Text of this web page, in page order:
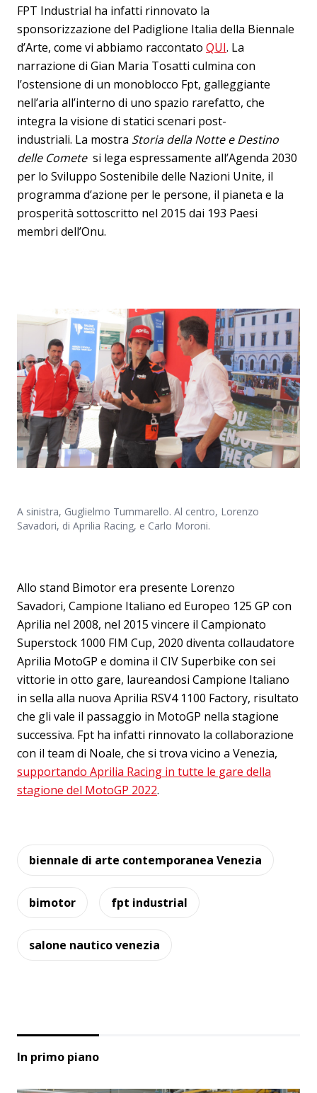
FPT Industrial ha infatti rinnovato la
sponsorizzazione del Padiglione Italia della Biennale
d’Arte, come vi abbiamo raccontato QUI. La
narrazione di Gian Maria Tosatti culmina con
l’ostensione di un monoblocco Fpt, galleggiante
nell’aria all’interno di uno spazio rarefatto, che
integra la visione di statici scenari post-
industriali. La mostra Storia della Notte e Destino
delle Comete si lega espressamente all’Agenda 2030
per lo Sviluppo Sostenibile delle Nazioni Unite, il
programma d’azione per le persone, il pianeta e la
prosperità sottoscritto nel 2015 dai 193 Paesi
membri dell’Onu.
A sinistra, Guglielmo Tummarello. Al centro, Lorenzo
Savadori, di Aprilia Racing, e Carlo Moroni.
Allo stand Bimotor era presente Lorenzo
Savadori, Campione Italiano ed Europeo 125 GP con
Aprilia nel 2008, nel 2015 vincere il Campionato
Superstock 1000 FIM Cup, 2020 diventa collaudatore
Aprilia MotoGP e domina il CIV Superbike con sei
vittorie in otto gare, laureandosi Campione Italiano
in sella alla nuova Aprilia RSV4 1100 Factory, risultato
che gli vale il passaggio in MotoGP nella stagione
successiva. Fpt ha infatti rinnovato la collaborazione
con il team di Noale, che si trova vicino a Venezia,
supportando Aprilia Racing in tutte le gare della
stagione del MotoGP 2022.
biennale di arte contemporanea Venezia
bimotor fpt industrial
salone nautico venezia
In primo piano